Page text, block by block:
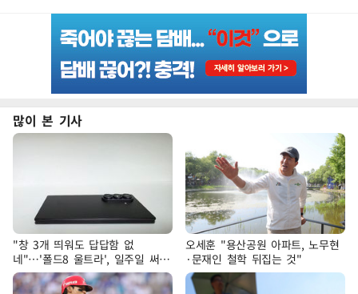
많이 본 기사
"창 3개 띄워도 답답함 없
네"…'폴드8 울트라', 일주일 써보
니
오세훈 "용산공원 아파트, 노무현
·문재인 철학 뒤집는 것"